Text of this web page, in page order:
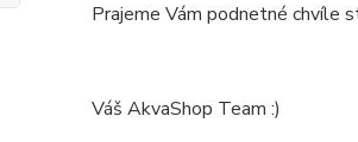
Prajeme Vám podnetné chvíle
Váš AkvaShop Team :)